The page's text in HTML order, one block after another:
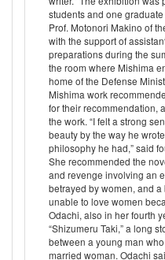
students and one
Prof. Motonori Makino of
with the support of
preparations during the
the room where Mishima
home of the Defense
Mishima work
for their recommendation,
the work. “I felt a strong
beauty by the way he
philosophy he had,” said
She recommended the
and revenge involving an
betrayed by women, and
unable to love women
Odachi, also in her fourth
“Shizumeru Taki,” a long
between a young man
married woman. Odachi